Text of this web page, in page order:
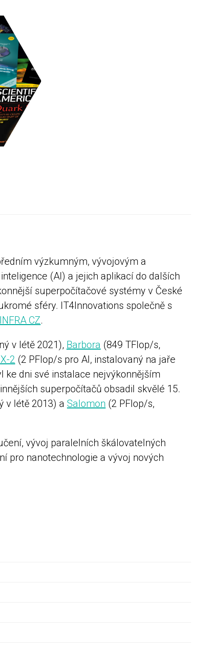
výzkumným, vývojovým a
(AI) a jejich aplikací do dalších
superpočítačové systémy v České
sféry. IT4Innovations společně s
CZ.
v létě 2021), Barbora (849 TFlop/s,
2 (2 PFlop/s pro AI, instalovaný na jaře
ke dni své instalace nejvýkonnějším
superpočítačů obsadil skvělé 15.
v létě 2013) a Salomon (2 PFlop/s,
vývoj paralelních škálovatelných
pro nanotechnologie a vývoj nových